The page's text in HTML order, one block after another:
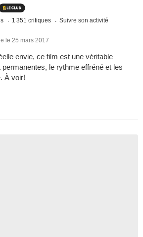
1 351 critiques Suivre son activité
le 25 mars 2017
envie, ce film est une véritable
le rythme effréné et les
À voir!